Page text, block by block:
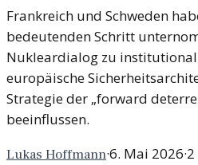
Frankreich und Schweden
bedeutenden Schritt
Nukleardialog zu
europäische
Strategie der „forward
beeinflussen.
Lukas Hoffmann·6. Mai 2026·2